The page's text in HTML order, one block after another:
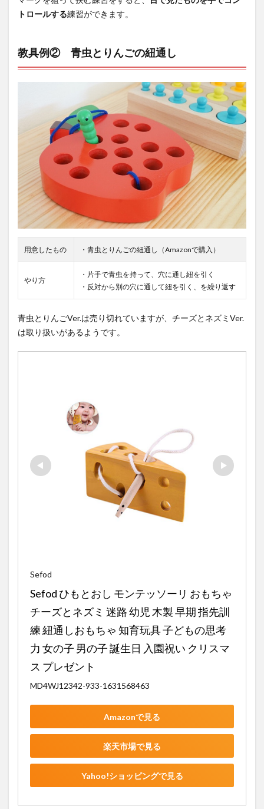
トロールする練習ができます。
教具例② 青虫とりんごの紐通し
用意したもの ・青虫とりんごの紐通し（Amazonで購入）
やり方
・片手で青虫を持って、穴に通し紐を引く
・反対から別の穴に通して紐を引く、を繰り返す
青虫とりんごVer.は売り切れていますが、チーズとネズミVer.
は取り扱いがあるようです。
Sefod
Sefod ひもとおし モンテッソーリ おもちゃ
チーズとネズミ 迷路 幼児 木製 早期 指先訓
練 紐通しおもちゃ 知育玩具 子どもの思考
力 女の子 男の子 誕生日 入園祝い クリスマ
ス プレゼント
MD4WJ12342-933-1631568463
Amazonで見る
楽天市場で見る
Yahoo!ショッピングで見る